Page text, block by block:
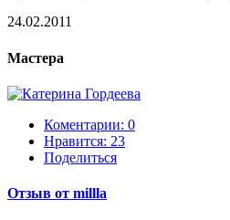
24.02.2011
Мастера
Коментарии: 0
Нравится: 23
Поделиться
Отзыв от millla